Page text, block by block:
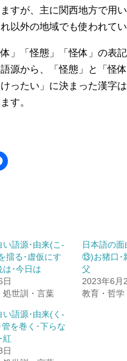
すが、主に関西地方で用
以外の地域でも使われてい
」「怪態」「怪体」の表記
語源から、「怪態」と「怪
ったい」に決まった漢字
す。
い語源･由来(こ-
擂る･虚仮にす
は･今日は
日
処世訓・言葉
日本語の
⑬)お猪口･
父
2023年6月
教育・哲学
い語源･由来(く-
を巻く･下らな
紅
日